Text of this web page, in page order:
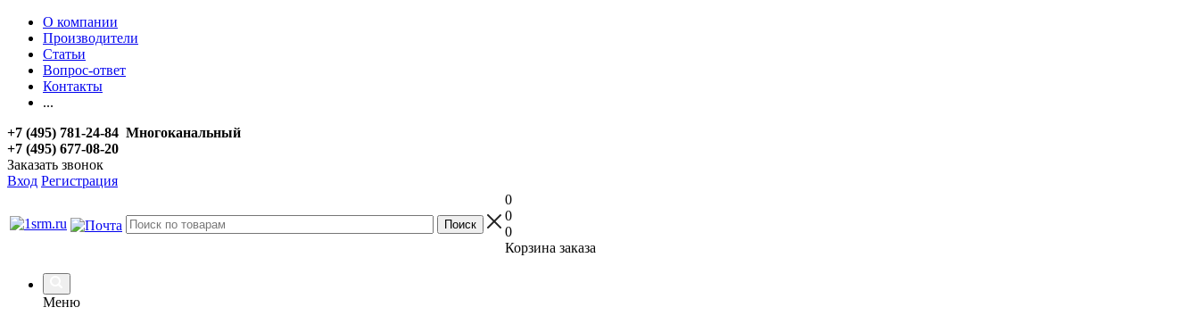
О компании
Производители
Статьи
Вопрос-ответ
Контакты
...
+7 (495) 781-24-84 Многоканальный
+7 (495) 677-08-20
Заказать звонок
Вход Регистрация
0
0
0
Корзина заказа
Меню